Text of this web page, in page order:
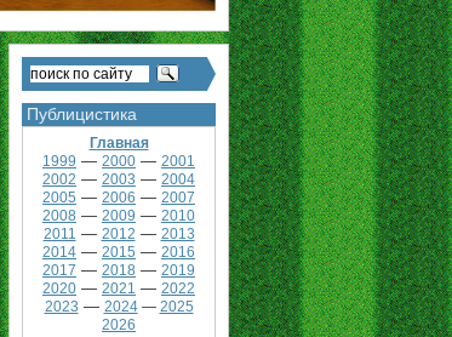
Публицистика
Главная
1999 — 2000 — 2001
2002 — 2003 — 2004
2005 — 2006 — 2007
2008 — 2009 — 2010
2011 — 2012 — 2013
2014 — 2015 — 2016
2017 — 2018 — 2019
2020 — 2021 — 2022
2023 — 2024— 2025
2026